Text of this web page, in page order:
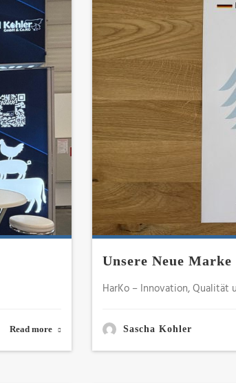
Read more
Unsere Neue
HarKo – Innovation, Qualität
Sascha Kohler